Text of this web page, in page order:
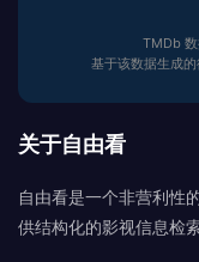
TMDb
基于该数据生成
关于自由看
自由看是一个非营利性
供结构化的影视信息检索